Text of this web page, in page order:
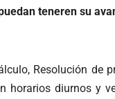
teneren su
Resolución de
horarios diurnos y